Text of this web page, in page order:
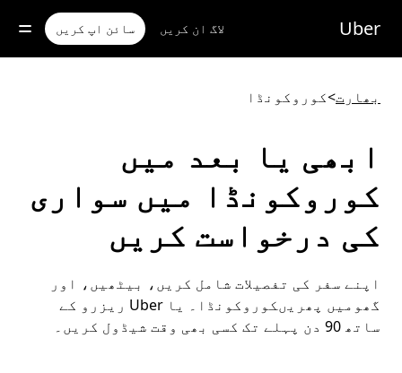
مواد
جائیں
Uber لاگ ان کریں سائن اپ کریں
بھارت>کوروکونڈا
ابھی یا بعد میں
کوروکونڈا میں سواری
کی درخواست کریں
اپنے سفر کی تفصیلات شامل کریں، بیٹھیں، اور
گھومیں پھریںکوروکونڈا۔ یا Uber ریزرو کے
ساتھ 90 دن پہلے تک کسی بھی وقت شیڈول کریں۔